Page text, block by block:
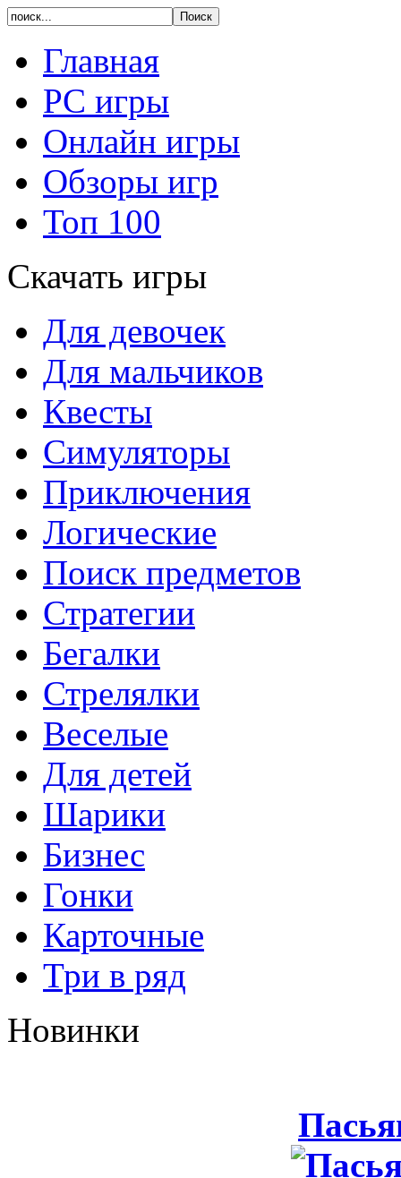
Главная
PC игры
Онлайн игры
Обзоры игр
Топ 100
Скачать игры
Для девочек
Для мальчиков
Квесты
Симуляторы
Приключения
Логические
Поиск предметов
Стратегии
Бегалки
Стрелялки
Веселые
Для детей
Шарики
Бизнес
Гонки
Карточные
Три в ряд
Новинки